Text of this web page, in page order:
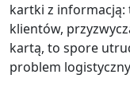
kartki z informacją:
klientów,
kartą, to spore
problem